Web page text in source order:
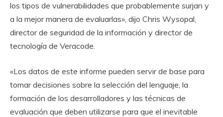
los tipos de vulnerabilidades que probablemente surjan y
a la mejor manera de evaluarlas», dijo Chris Wysopal,
director de seguridad de la información y director de
tecnología de Veracode.
«Los datos de este informe pueden servir de base para
tomar decisiones sobre la selección del lenguaje, la
formación de los desarrolladores y las técnicas de
evaluación que deben utilizarse para que el inevitable